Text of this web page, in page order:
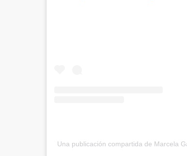
Una publicación compartida de Marcela